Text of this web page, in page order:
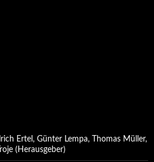
Ertel, Günter Lempa, Thomas Müller,
(Herausgeber)